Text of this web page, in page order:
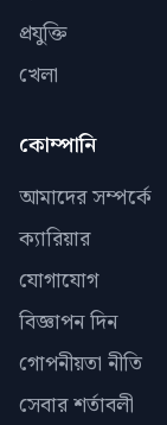
প্রযুক্তি
খেলা
কোম্পানি
আমাদের সম্পর্কে
ক্যারিয়ার
যোগাযোগ
বিজ্ঞাপন দিন
গোপনীয়তা নীতি
সেবার শর্তাবলী